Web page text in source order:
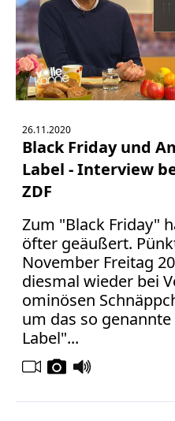
26.11.2020
Black Friday und
Label - Interview
ZDF
Zum "Black Friday"
öfter geäußert.
November Freitag
diesmal wieder bei
ominösen
um das so
Label"...
AGB
Abmahnung
Aktuelle
Stunde
Beleidigung
Datenschutz
Ebay
Facebook
Fotorecht
Google
Haftung
Influencer
Instagram
Internetrecht
Markenrecht
Meinungsfreiheit
Persönlichkeitsrecht
Print